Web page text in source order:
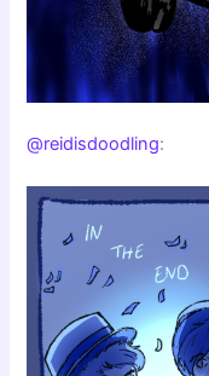
@reidisdoodling: